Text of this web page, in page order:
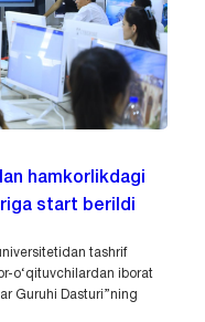
hamkorlikdagi
start berildi
tashrif
o‘qituvchilardan iborat
Guruhi Dasturi”ning